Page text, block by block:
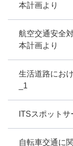
本計画より
航空交通安全
本計画より
生活道路にお
_1
ITSスポット
自転車交通に